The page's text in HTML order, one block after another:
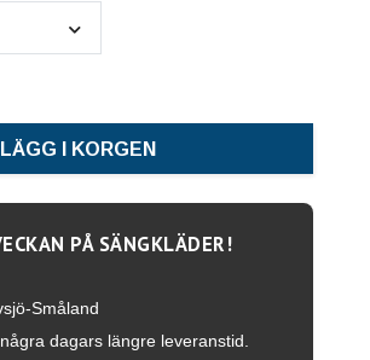
LÄGG I KORGEN
PÅ SÄNGKLÄDER!
Småland
dagars längre leveranstid.